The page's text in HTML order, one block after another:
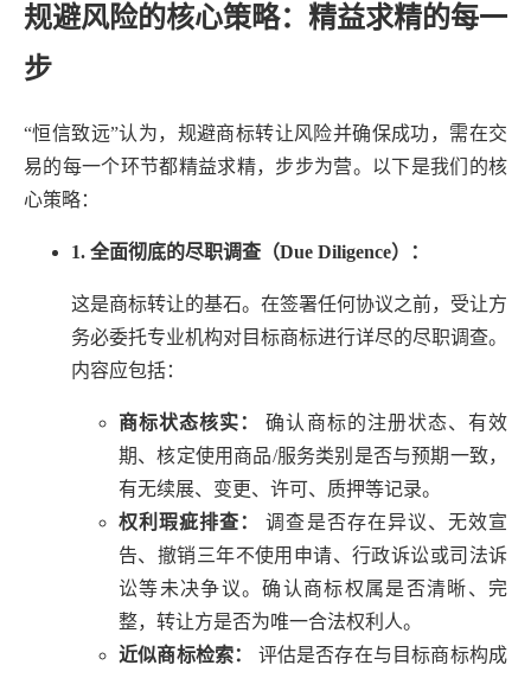
规避风险的核心策略：精益求精的每一
步
“恒信致远”认为，规避商标转让风险并确保成功，需在交
易的每一个环节都精益求精，步步为营。以下是我们的核
心策略：
1. 全面彻底的尽职调查（Due Diligence）：
这是商标转让的基石。在签署任何协议之前，受让方
务必委托专业机构对目标商标进行详尽的尽职调查。
内容应包括：
商标状态核实：
确认商标的注册状态、有效
期、核定使用商品/服务类别是否与预期一致，
有无续展、变更、许可、质押等记录。
权利瑕疵排查：
调查是否存在异议、无效宣
告、撤销三年不使用申请、行政诉讼或司法诉
讼等未决争议。确认商标权属是否清晰、完
整，转让方是否为唯一合法权利人。
近似商标检索：
评估是否存在与目标商标构成